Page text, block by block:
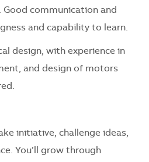
Good communication and
and capability to learn.
design, with experience in
and design of motors
initiative, challenge ideas,
You’ll grow through